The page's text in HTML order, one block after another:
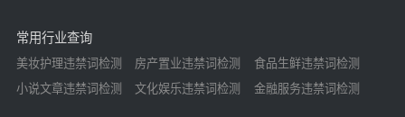
常用行业查询
美妆护理违禁词检测 房产置业违禁词检测
食品生鲜违禁词检测
小说文章违禁词检测
文化娱乐违禁词检测 金融服务违禁词检测